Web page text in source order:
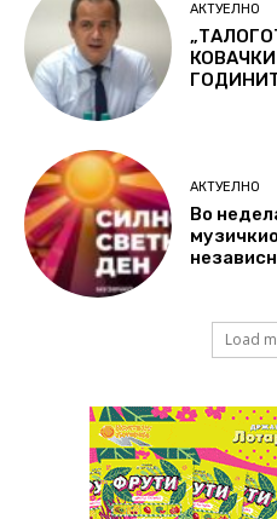
АКТУЕЛНО
АКТУЕЛНО
Во
Load